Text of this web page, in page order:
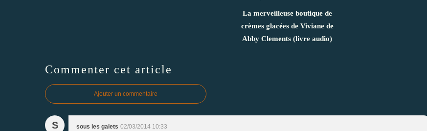
La merveilleuse boutique de
crèmes glacées de Viviane de
Abby Clements (livre audio)
Commenter cet article
Ajouter un commentaire
S sous les galets 02/03/2014 10:33